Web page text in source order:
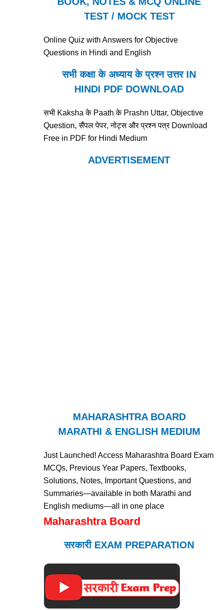
TEST / MOCK TEST
Online Quiz with Answers for Objective
Questions in Hindi and English
सभी कक्षा के अध्याय के प्रश्न उत्तर IN
HINDI PDF DOWNLOAD
सभी Kaksha के Paath के Prashn Uttar, Objective
Question, सैंपल पेपर, नोट्स और प्रश्न पत्र Download
Free in PDF for Hindi Medium
ADVERTISEMENT
MAHARASHTRA BOARD
MARATHI & ENGLISH MEDIUM
Just Launched! Access Maharashtra Board Exam
MCQs, Previous Year Papers, Textbooks,
Solutions, Notes, Important Questions, and
Summaries—available in both Marathi and
English mediums—all in one place
Maharashtra Board
सरकारी EXAM PREPARATION